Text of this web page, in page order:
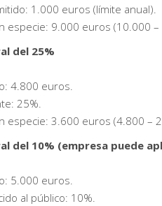
1.000 euros (límite anual).
especie: 9.000 euros (10.000
del 25%
4.800 euros.
25%.
especie: 3.600 euros (4.800 –
del 10% (empresa puede
5.000 euros.
al público: 10%.